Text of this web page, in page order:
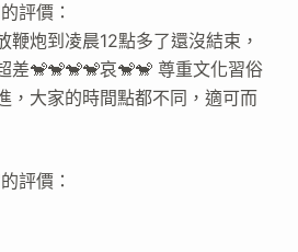
評價：
鞭炮到凌晨12點多了還沒結束，
差🐒🐒🐒🐒哀🐒🐒 尊重文化習俗
，大家的時間點都不同，適可而
評價：